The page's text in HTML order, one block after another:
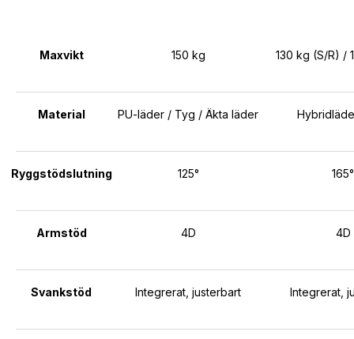
Maxvikt
Material
Ryggstödslutning
Armstöd
Svankstöd
150 kg
PU-läder / Tyg / Äkta läder
125°
4D
Integrerat, justerbart
130 kg (S/R) /
165°
4D
Integrerat,